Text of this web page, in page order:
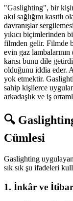
"Gaslighting", bir
akıl sağlığını
davranışlar
yıkıcı biçimlerinden
filmden gelir. Filmde
evin gaz
karısı bunu dile
olduğunu iddia eder.
yok etmektir.
sahip kişilerce
arkadaşlık ve iş
🔍
Cümlesi
Gaslighting
sık sık şu ifadeleri
1. İnkâr ve